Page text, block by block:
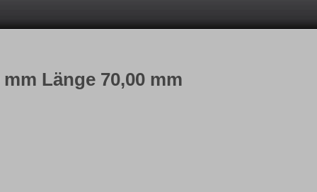
Länge 70,00 mm